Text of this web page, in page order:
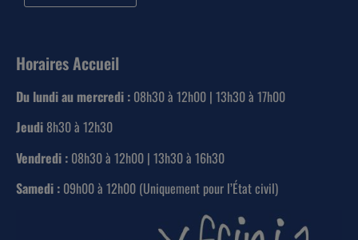
Horaires Accueil
Du lundi au mercredi : 08h30 à 12h00 | 13h30 à 17h00
Jeudi 8h30 à 12h30
Vendredi : 08h30 à 12h00 | 13h30 à 16h30
Samedi : 09h00 à 12h00 (Uniquement pour l’État civil)